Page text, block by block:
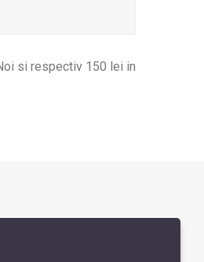
si respectiv 150 lei in